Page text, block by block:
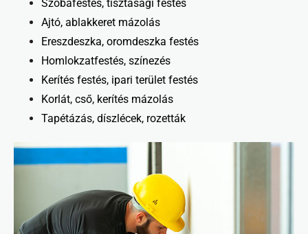
Szobafestés, tisztasági festés
Ajtó, ablakkeret mázolás
Ereszdeszka, oromdeszka festés
Homlokzatfestés, színezés
Kerítés festés, ipari terület festés
Korlát, cső, kerítés mázolás
Tapétázás, díszlécek, rozetták